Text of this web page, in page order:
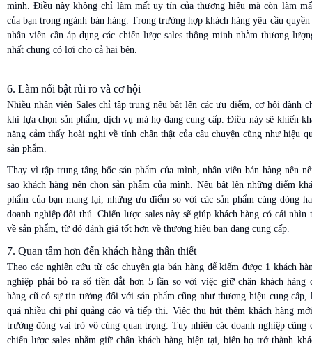
mình. Điều này không chỉ làm mất uy tín của thương hiệu mà còn làm
của bạn trong ngành bán hàng. Trong trường hợp khách hàng yêu cầu
nhân viên cần áp dụng các chiến lược sales thông minh nhằm thương
nhất chung có lợi cho cả hai bên.
6. Làm nổi bật rủi ro và cơ hội
Nhiều nhân viên Sales chỉ tập trung nêu bật lên các ưu điểm, cơ hội dành
khi lựa chọn sản phẩm, dịch vụ mà họ đang cung cấp. Điều này sẽ khiến
năng cảm thấy hoài nghi về tính chân thật của câu chuyện cũng như hiệu
sản phẩm.
Thay vì tập trung tâng bốc sản phẩm của mình, nhân viên bán hàng nên
sao khách hàng nên chọn sản phẩm của mình. Nêu bật lên những điểm
phẩm của bạn mang lại, những ưu điểm so với các sản phẩm cùng dòng
doanh nghiệp đối thủ. Chiến lược sales này sẽ giúp khách hàng có cái nhìn
về sản phẩm, từ đó đánh giá tốt hơn về thương hiệu bạn đang cung cấp.
7. Quan tâm hơn đến khách hàng thân thiết
Theo các nghiên cứu từ các chuyên gia bán hàng để kiếm được 1 khách
nghiệp phải bỏ ra số tiền đắt hơn 5 lần so với việc giữ chân khách hàng
hàng cũ có sự tin tưởng đối với sản phẩm cũng như thương hiệu cung cấp,
quá nhiều chi phí quảng cáo và tiếp thị. Việc thu hút thêm khách hàng
trường đóng vai trò vô cùng quan trọng. Tuy nhiên các doanh nghiệp cũng
chiến lược sales nhằm giữ chân khách hàng hiện tại, biến họ trở thành